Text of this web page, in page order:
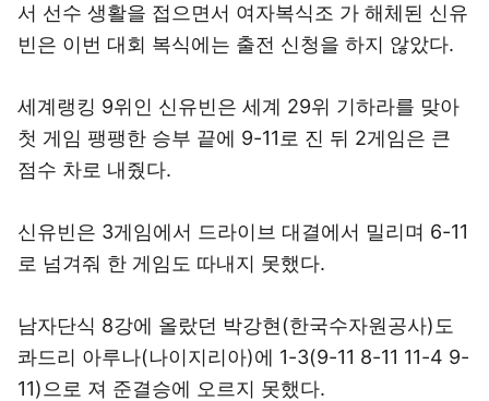
서 선수 생활을 접으면서 여자복식조 가 해체된 신유
빈은 이번 대회 복식에는 출전 신청을 하지 않았다.
세계랭킹 9위인 신유빈은 세계 29위 기하라를 맞아
첫 게임 팽팽한 승부 끝에 9-11로 진 뒤 2게임은 큰
점수 차로 내줬다.
신유빈은 3게임에서 드라이브 대결에서 밀리며 6-11
로 넘겨줘 한 게임도 따내지 못했다.
남자단식 8강에 올랐던 박강현(한국수자원공사)도
콰드리 아루나(나이지리아)에 1-3(9-11 8-11 11-4 9-
11)으로 져 준결승에 오르지 못했다.